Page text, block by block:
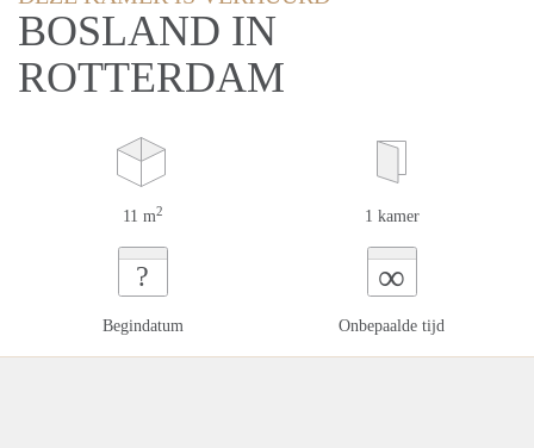
BOSLAND IN
ROTTERDAM
11 m2 1 kamer
?
Begindatum
∞
Onbepaalde tijd